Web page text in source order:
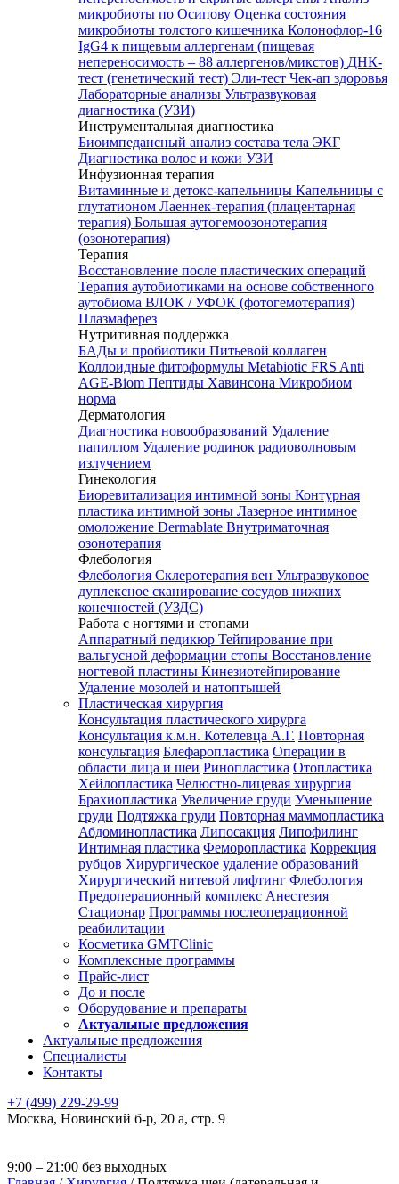
микробиоты по Осипову Оценка состояния
микробиоты толстого кишечника Колонофлор-16
IgG4 к пищевым аллергенам (пищевая
непереносимость – 88 аллергенов/микстов) ДНК-
тест (генетический тест) Эли-тест Чек-ап здоровья
Лабораторные анализы Ультразвуковая
диагностика (УЗИ)
Инструментальная диагностика
Биоимпедансный анализ состава тела ЭКГ
Диагностика волос и кожи УЗИ
Инфузионная терапия
Витаминные и детокс-капельницы Капельницы с
глутатионом Лаеннек-терапия (плацентарная
терапия) Большая аутогемоозонотерапия
(озонотерапия)
Терапия
Восстановление после пластических операций
Терапия аутобиотиками на основе собственного
аутобиома ВЛОК / УФОК (фотогемотерапия)
Плазмаферез
Нутритивная поддержка
БАДы и пробиотики Питьевой коллаген
Коллоидные фитоформулы Metabiotic FRS Anti
AGE-Biom Пептиды Хавинсона Микробиом
норма
Дерматология
Диагностика новообразований Удаление
папиллом Удаление родинок радиоволновым
излучением
Гинекология
Биоревитализация интимной зоны Контурная
пластика интимной зоны Лазерное интимное
омоложение Dermablate Внутриматочная
озонотерапия
Флебология
Флебология Склеротерапия вен Ультразвуковое
дуплексное сканирование сосудов нижних
конечностей (УЗДС)
Работа с ногтями и стопами
Аппаратный педикюр Тейпирование при
вальгусной деформации стопы Восстановление
ногтевой пластины Кинезиотейпирование
Удаление мозолей и натоптышей
Пластическая хирургия
Консультация пластического хирурга
Консультация к.м.н. Котелевца А.Г. Повторная
консультация Блефаропластика Операции в
области лица и шеи Ринопластика Отопластика
Хейлопластика Челюстно-лицевая хирургия
Брахиопластика Увеличение груди Уменьшение
груди Подтяжка груди Повторная маммопластика
Абдоминопластика Липосакция Липофилинг
Интимная пластика Феморопластика Коррекция
рубцов Хирургическое удаление образований
Хирургический нитевой лифтинг Флебология
Предоперационный комплекс Анестезия
Стационар Программы послеоперационной
реабилитации
Косметика GMTClinic
Комплексные программы
Прайс-лист
До и после
Оборудование и препараты
Актуальные предложения
Актуальные предложения
Специалисты
Контакты
+7 (499) 229-29-99
Москва, Новинский б-р, 20 а, стр. 9
9:00 – 21:00 без выходных